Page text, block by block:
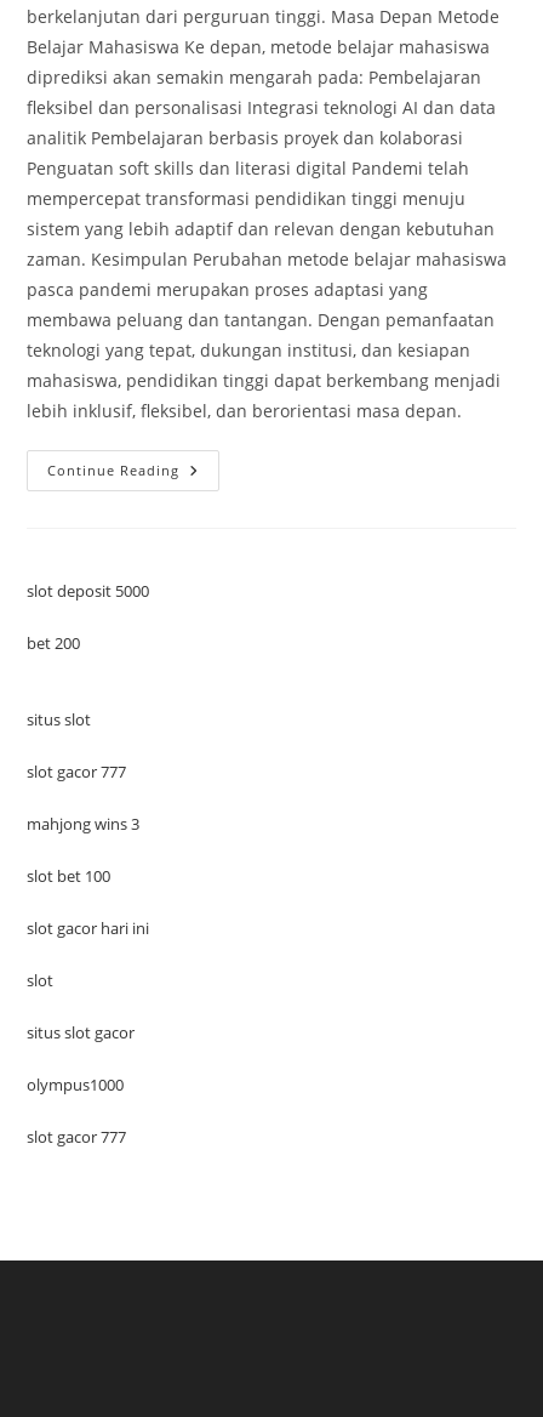
berkelanjutan dari perguruan tinggi. Masa Depan Metode
Belajar Mahasiswa Ke depan, metode belajar mahasiswa
diprediksi akan semakin mengarah pada: Pembelajaran
fleksibel dan personalisasi Integrasi teknologi AI dan data
analitik Pembelajaran berbasis proyek dan kolaborasi
Penguatan soft skills dan literasi digital Pandemi telah
mempercepat transformasi pendidikan tinggi menuju
sistem yang lebih adaptif dan relevan dengan kebutuhan
zaman. Kesimpulan Perubahan metode belajar mahasiswa
pasca pandemi merupakan proses adaptasi yang
membawa peluang dan tantangan. Dengan pemanfaatan
teknologi yang tepat, dukungan institusi, dan kesiapan
mahasiswa, pendidikan tinggi dapat berkembang menjadi
lebih inklusif, fleksibel, dan berorientasi masa depan.
Continue Reading Perubahan
Metode
slot deposit 5000
bet 200
situs slot
slot gacor 777
mahjong wins 3
slot bet 100
slot gacor hari ini
slot
situs slot gacor
olympus1000
slot gacor 777